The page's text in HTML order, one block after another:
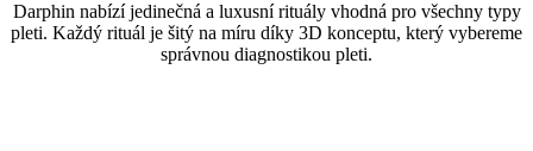
Darphin nabízí jedinečná a luxusní rituály vhodná pro všechny typy
pleti. Každý rituál je šitý na míru díky 3D konceptu, který vybereme
správnou diagnostikou pleti.